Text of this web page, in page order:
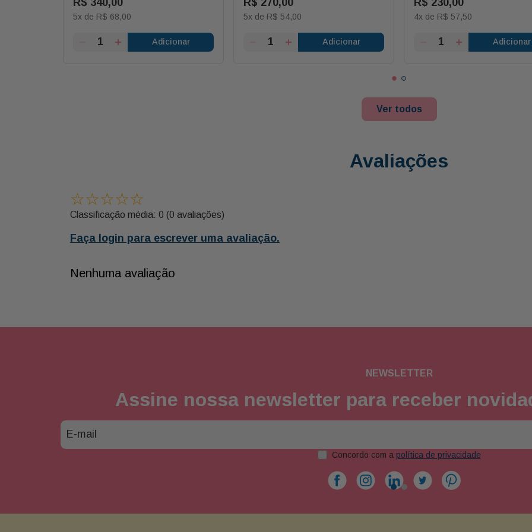
5x de R$ 68,00
Adicionar
5x de R$ 54,00
Adicionar
4x de R$ 57,50
Adicionar
Ver todos
Avaliações
☆☆☆☆☆
Classificação média: 0 (0 avaliações)
Faça login para escrever uma avaliação.
Nenhuma avaliação
NEWSLETTER
Assine nossa newsletter para receber
Concordo com a política de privacidade